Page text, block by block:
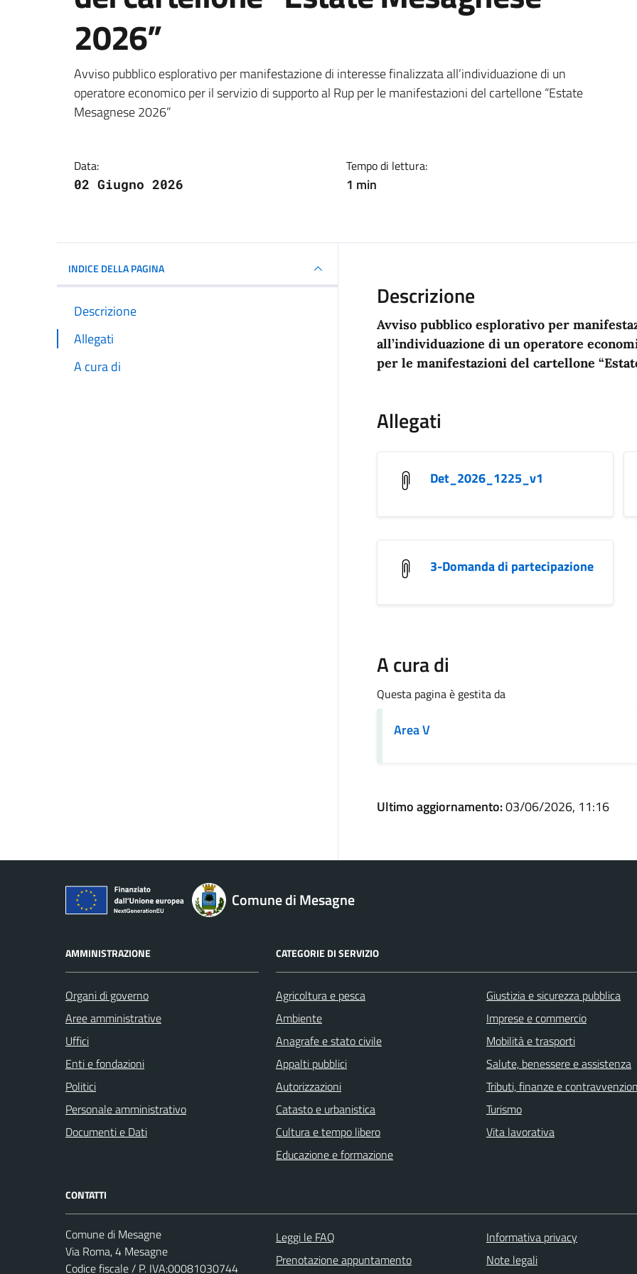
2026”
Dettagli della notizia
Avviso pubblico esplorativo per manifestazione di interesse finalizzata all’individuazione di un
operatore economico per il servizio di supporto al Rup per le manifestazioni del cartellone “Estate
Mesagnese 2026”
Data:
02 Giugno 2026
Tempo di lettura:
1 min
INDICE DELLA PAGINA
Descrizione
Allegati
A cura di
Descrizione
Avviso pubblico esplorativo per
all’individuazione di un operatore
per le manifestazioni del cartellone
Allegati
Det_2026_1225_v1
3-Domanda di partecipazione
A cura di
Questa pagina è gestita da
Area V
Ultimo aggiornamento:03/06/2026, 11:16
Comune di Mesagne
AMMINISTRAZIONE
Organi di governo
Aree amministrative
Uffici
Enti e fondazioni
Politici
Personale amministrativo
Documenti e Dati
CATEGORIE DI SERVIZIO
Agricoltura e pesca
Ambiente
Anagrafe e stato civile
Appalti pubblici
Autorizzazioni
Catasto e urbanistica
Cultura e tempo libero
Educazione e formazione
Giustizia e sicurezza pubblica
Imprese e commercio
Mobilità e trasporti
Salute, benessere e assistenza
Tributi, finanze e
Turismo
Vita lavorativa
CONTATTI
Comune di Mesagne
Via Roma, 4 Mesagne
Codice fiscale / P. IVA:00081030744
Leggi le FAQ
Prenotazione appuntamento
Informativa privacy
Note legali